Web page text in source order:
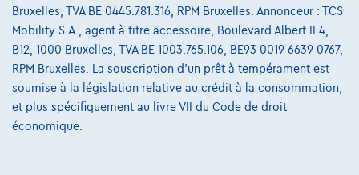
€27.490
Dès€536,11/mois et une dernière mensualité de
€7.408,61
Découvrez l’exemple chiffré complet
Autosphere Center Liège
Bruxelles, TVA BE 0445.781.316, RPM Bruxelles. Annonceur : TCS
Mobility S.A., agent à titre accessoire, Boulevard Albert II 4,
B12, 1000 Bruxelles, TVA BE 1003.765.106, BE93 0019 6639 0767,
RPM Bruxelles. La souscription d'un prêt à tempérament est
soumise à la législation relative au crédit à la consommation,
et plus spécifiquement au livre VII du Code de droit
économique.